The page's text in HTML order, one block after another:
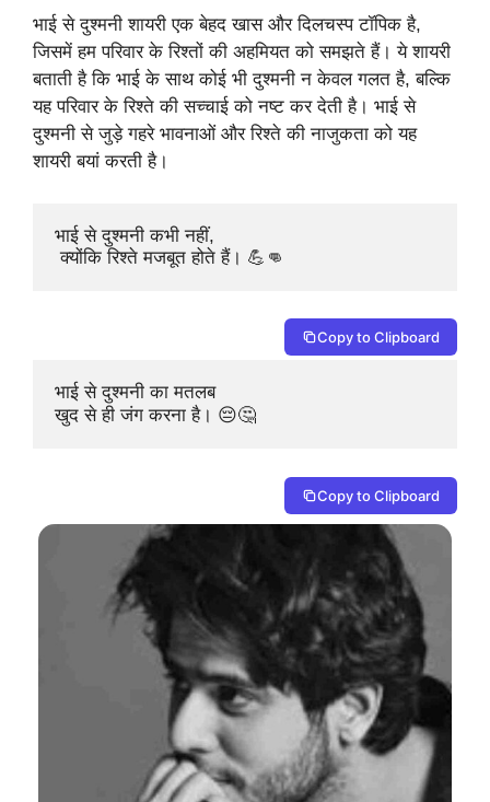
भाई से दुश्मनी शायरी एक बेहद खास और दिलचस्प टॉपिक है,
जिसमें हम परिवार के रिश्तों की अहमियत को समझते हैं। ये शायरी
बताती है कि भाई के साथ कोई भी दुश्मनी न केवल गलत है, बल्कि
यह परिवार के रिश्ते की सच्चाई को नष्ट कर देती है। भाई से
दुश्मनी से जुड़े गहरे भावनाओं और रिश्ते की नाजुकता को यह
शायरी बयां करती है।
भाई से दुश्मनी कभी नहीं,
क्योंकि रिश्ते मजबूत होते हैं। 💪👊
Copy to Clipboard
भाई से दुश्मनी का मतलब
खुद से ही जंग करना है। 😔🤔
Copy to Clipboard